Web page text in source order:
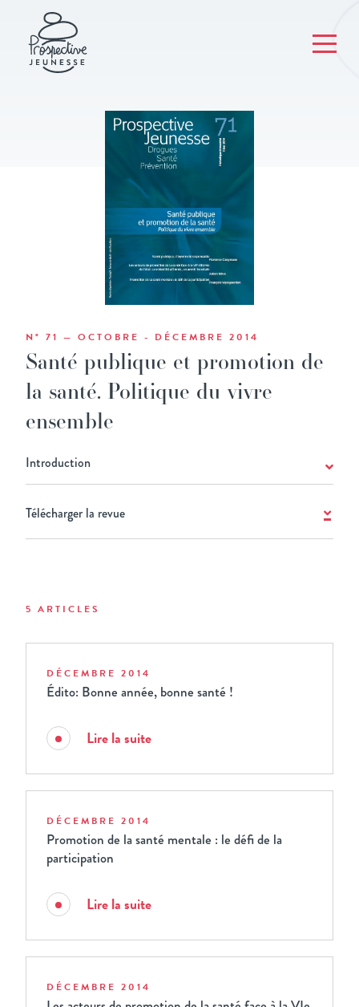
N° 71 — OCTOBRE - DÉCEMBRE 2014
Santé publique et promotion de
la santé. Politique du vivre
ensemble
Introduction
Télécharger la revue
5 ARTICLES
DÉCEMBRE 2014
Édito: Bonne année, bonne santé !
Lire la suite
DÉCEMBRE 2014
Promotion de la santé mentale : le défi de la
participation
Lire la suite
DÉCEMBRE 2014